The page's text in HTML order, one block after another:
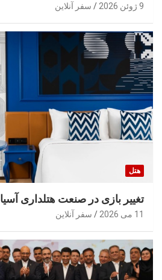
9 ژوئن 2026 سفر آنلاین
هتل
تغییر بازی در صنعت هتلداری آسیا
11 می 2026 سفر آنلاین